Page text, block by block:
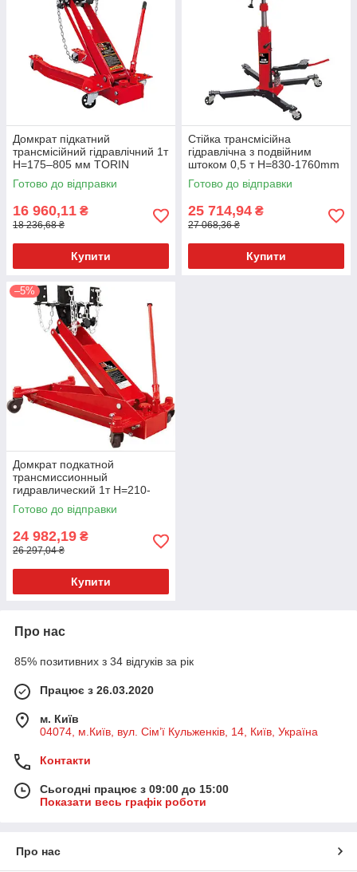
Домкрат підкатний
трансмісійний гідравлічний 1т
H=175–805 мм TORIN
TRTL0702-1
Готово до відправки
16 960,11 ₴
18 236,68 ₴
Купити
Стійка трансмісійна
гідравлічна з подвійним
штоком 0,5 т Н=830-1760mm
TORIN TEL05005
Готово до відправки
25 714,94 ₴
27 068,36 ₴
Купити
–5%
Домкрат подкатной
трансмиссионный
гидравлический 1т Н=210-
780mm TORIN TE10001
Готово до відправки
24 982,19 ₴
26 297,04 ₴
Купити
Про нас
85% позитивних з 34 відгуків за рік
Працює з 26.03.2020
м. Київ
04074, м.Київ, вул. Сім’ї Кульженків, 14, Київ, Україна
Контакти
Сьогодні працює з 09:00 до 15:00
Показати весь графік роботи
Про нас